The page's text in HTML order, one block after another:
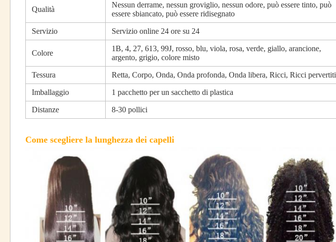
Qualità
Nessun derrame, nessun groviglio, nessun odore, può essere tinto, può
essere sbiancato, può essere ridisegnato
Servizio Servizio online 24 ore su 24
Colore
1B, 4, 27, 613, 99J, rosso, blu, viola, rosa, verde, giallo, arancione,
argento, grigio, colore misto
Tessura Retta, Corpo, Onda, Onda profonda, Onda libera, Ricci, Ricci pervertiti
Imballaggio 1 pacchetto per un sacchetto di plastica
Distanze 8-30 pollici
Come scegliere la lunghezza dei capelli